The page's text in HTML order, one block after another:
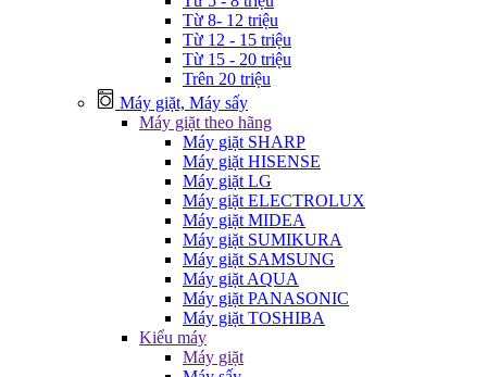
Từ 8- 12 triệu
Từ 12 - 15 triệu
Từ 15 - 20 triệu
Trên 20 triệu
Máy giặt, Máy sấy
Máy giặt theo hãng
Máy giặt SHARP
Máy giặt HISENSE
Máy giặt LG
Máy giặt ELECTROLUX
Máy giặt MIDEA
Máy giặt SUMIKURA
Máy giặt SAMSUNG
Máy giặt AQUA
Máy giặt PANASONIC
Máy giặt TOSHIBA
Kiểu máy
Máy giặt